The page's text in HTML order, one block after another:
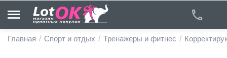
Главная / Спорт и отдых / Тренажеры и фитнес /